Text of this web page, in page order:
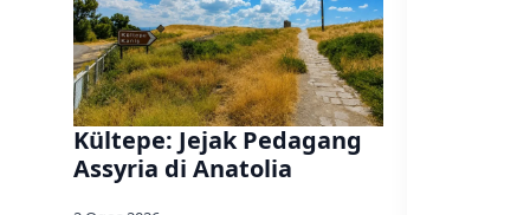
Kültepe: Jejak Pedagang
Assyria di Anatolia